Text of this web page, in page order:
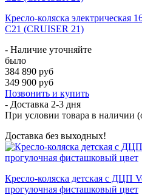
Кресло-коляска электрическая
C21 (CRUISER 21)
- Наличие уточняйте
было
384 890 руб
349 900 руб
Позвонить и купить
- Доставка 2-3 дня
При условии товара в наличии
Доставка без выходных!
Кресло-коляска детская с ДЦП
прогулочная фисташковый цвет